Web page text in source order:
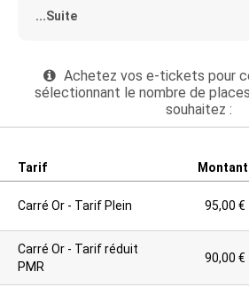
content/uploads/2025/01/vallee-
téléphone
Accès
https://
:https://
Pass Duo-Trio -25% : Entre 2 et 3
Pass Quatuor et Plus -50% :
festival
Pass Vallée -30% : Pour les 3
Pass Festival -60% : sur
festival
...Suite
Achetez vos e-tickets pour
sélectionnant le nombre de
souhaitez :
Tarif Montant
Carré Or - Tarif Plein 95,00 €
Carré Or - Tarif réduit
PMR
90,00 €